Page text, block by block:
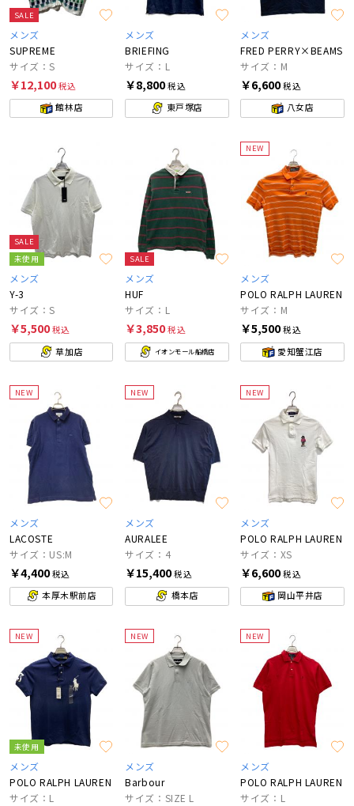
SALE
メンズ
SUPREME
サイズ：S
￥12,100税込
館林店
メンズ
BRIEFING
サイズ：L
￥8,800税込
東戸塚店
メンズ
FRED PERRY×BEAMS
サイズ：M
￥6,600税込
八女店
SALE
未使用
メンズ
Y-3
サイズ：S
￥5,500税込
草加店
SALE
メンズ
HUF
サイズ：L
￥3,850税込
イオンモール船橋店
NEW
メンズ
POLO RALPH LAUREN
サイズ：M
￥5,500税込
愛知蟹江店
NEW
メンズ
LACOSTE
サイズ：US:M
￥4,400税込
本厚木駅前店
NEW
メンズ
AURALEE
サイズ：4
￥15,400税込
橋本店
NEW
メンズ
POLO RALPH LAUREN
サイズ：XS
￥6,600税込
岡山平井店
NEW
未使用
メンズ
POLO RALPH LAUREN
サイズ：L
NEW
メンズ
Barbour
サイズ：SIZE L
NEW
メンズ
POLO RALPH LAUREN
サイズ：L